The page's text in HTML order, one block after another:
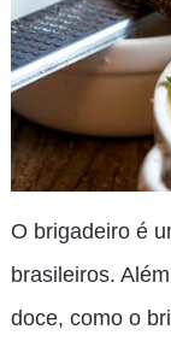
O brigadeiro é
brasileiros.
doce, como o